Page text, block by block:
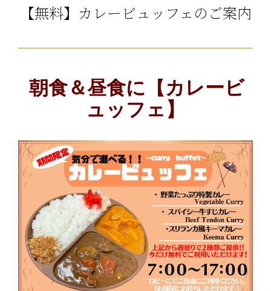
【無料】カレービュッフェのご案内
朝食＆昼食に【カレービ
ュッフェ】